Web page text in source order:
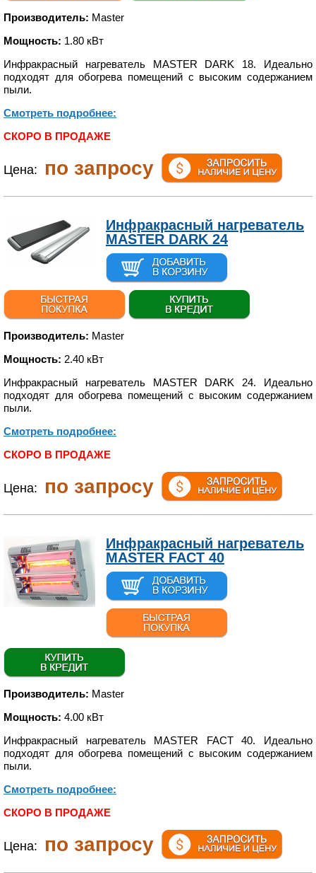
Производитель: Master
Мощность: 1.80 кВт
Инфракрасный нагреватель MASTER DARK 18. Идеально
подходят для обогрева помещений с высоким содержанием
пыли.
Смотреть подробнее:
СКОРО В ПРОДАЖЕ
Цена: по запросу
Инфракрасный нагреватель
MASTER DARK 24
Производитель: Master
Мощность: 2.40 кВт
Инфракрасный нагреватель MASTER DARK 24. Идеально
подходят для обогрева помещений с высоким содержанием
пыли.
Смотреть подробнее:
СКОРО В ПРОДАЖЕ
Цена: по запросу
Инфракрасный нагреватель
MASTER FACT 40
Производитель: Master
Мощность: 4.00 кВт
Инфракрасный нагреватель MASTER FACT 40. Идеально
подходят для обогрева помещений с высоким содержанием
пыли.
Смотреть подробнее:
СКОРО В ПРОДАЖЕ
Цена: по запросу